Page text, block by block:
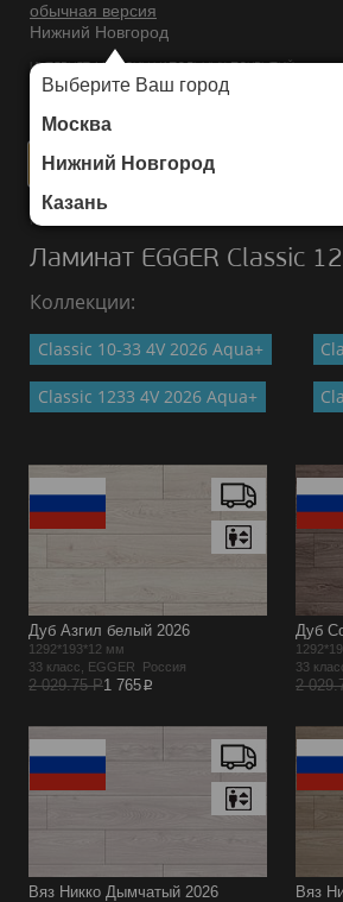
обычная версия
Нижний Новгород
Выберите Ваш город
Москва
Нижний Новгород
Казань
ИНТЕРНЕТ-МАГАЗИН НАПОЛЬНЫХ ПОКРЫТИЙ
Каталог
Ламинат EGGER Classic
Коллекции:
Classic 10-33 4V 2026 Aqua+
Classic 1233 4V 2026 Aqua+
Дуб Азгил белый 2026
1292*193*12 мм
33 класс, EGGER Россия
2 029.75 Р1 765p
Дуб
33
2
Вяз Никко Дымчатый 2026 Вяз